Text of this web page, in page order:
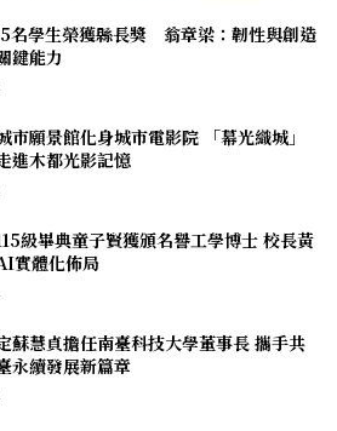
名學生榮獲縣長獎 翁章梁：韌性與創造
鍵能力
市願景館化身城市電影院 「幕光織城」
進木都光影記憶
級畢典童子賢獲頒名譽工學博士 校長黃
實體化佈局
蘇慧貞擔任南臺科技大學董事長 攜手共
永續發展新篇章